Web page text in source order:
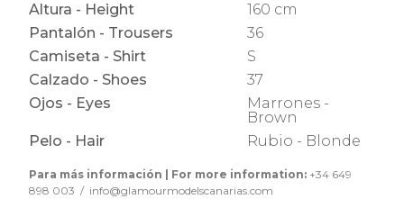
Altura - Height
160 cm
Pantalón - Trousers
36
Camiseta - Shirt
S
Calzado - Shoes
37
Ojos - Eyes
Marrones -
Brown
Pelo - Hair
Rubio - Blonde
Para más información | For more information: +34 649
898 003 / info@glamourmodelscanarias.com